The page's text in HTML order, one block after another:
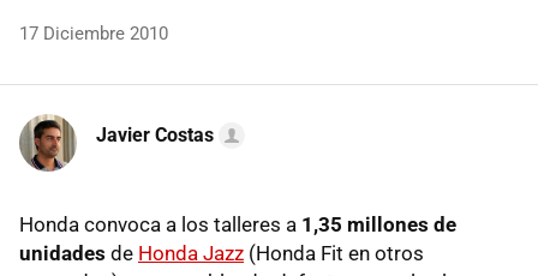
17 Diciembre 2010
Javier Costas
Honda convoca a los talleres a 1,35 millones de
unidades de Honda Jazz (Honda Fit en otros